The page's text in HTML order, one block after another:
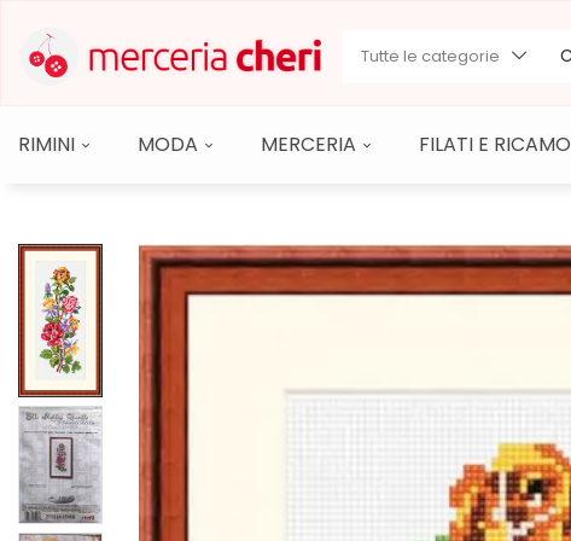
Tutte le categorie
RIMINI MODA MERCERIA FILATI E RICAMO